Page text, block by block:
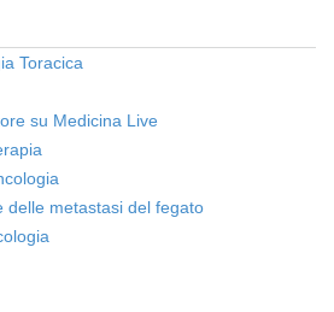
Toracica
su Medicina Live
delle metastasi del fegato